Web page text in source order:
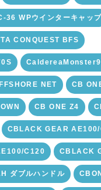
36 WPウインターキャップ
CONQUEST BFS
NET CB
CB ONE Z4
CBLACK GEAR
C120 CBLACK
ダブルハンドル